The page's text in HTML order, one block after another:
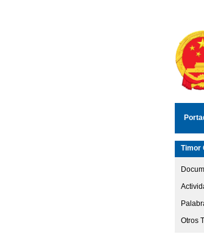
Timor
Otros